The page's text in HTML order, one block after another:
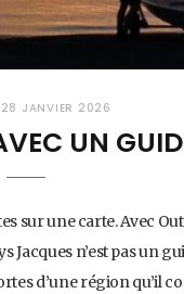
28 JANVIER 2026
UN
sur une carte. Avec
n’est pas un
d’une région qu’il